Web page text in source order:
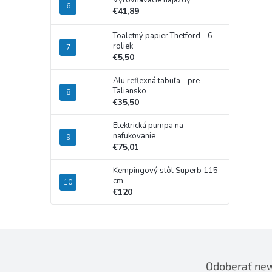
€41,89
Toaletný papier Thetford - 6
roliek
€5,50
Alu reflexná tabuľa - pre
Taliansko
€35,50
Elektrická pumpa na
nafukovanie
€75,01
Kempingový stôl Superb 115
cm
€120
Odoberať